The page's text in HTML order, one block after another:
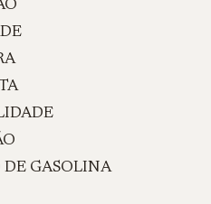
GASOLINA